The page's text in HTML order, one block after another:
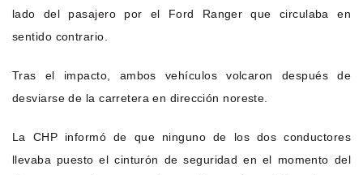
lado del pasajero por el Ford Ranger que circulaba en
sentido contrario.
Tras el impacto, ambos vehículos volcaron después de
desviarse de la carretera en dirección noreste.
La CHP informó de que ninguno de los dos conductores
llevaba puesto el cinturón de seguridad en el momento del